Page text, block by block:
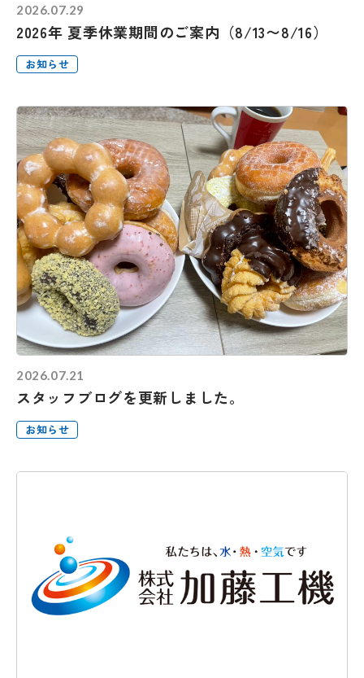
2026.07.29
2026年 夏季休業期間のご案内（8/13〜8/16）
お知らせ
2026.07.21
スタッフブログを更新しました。
お知らせ